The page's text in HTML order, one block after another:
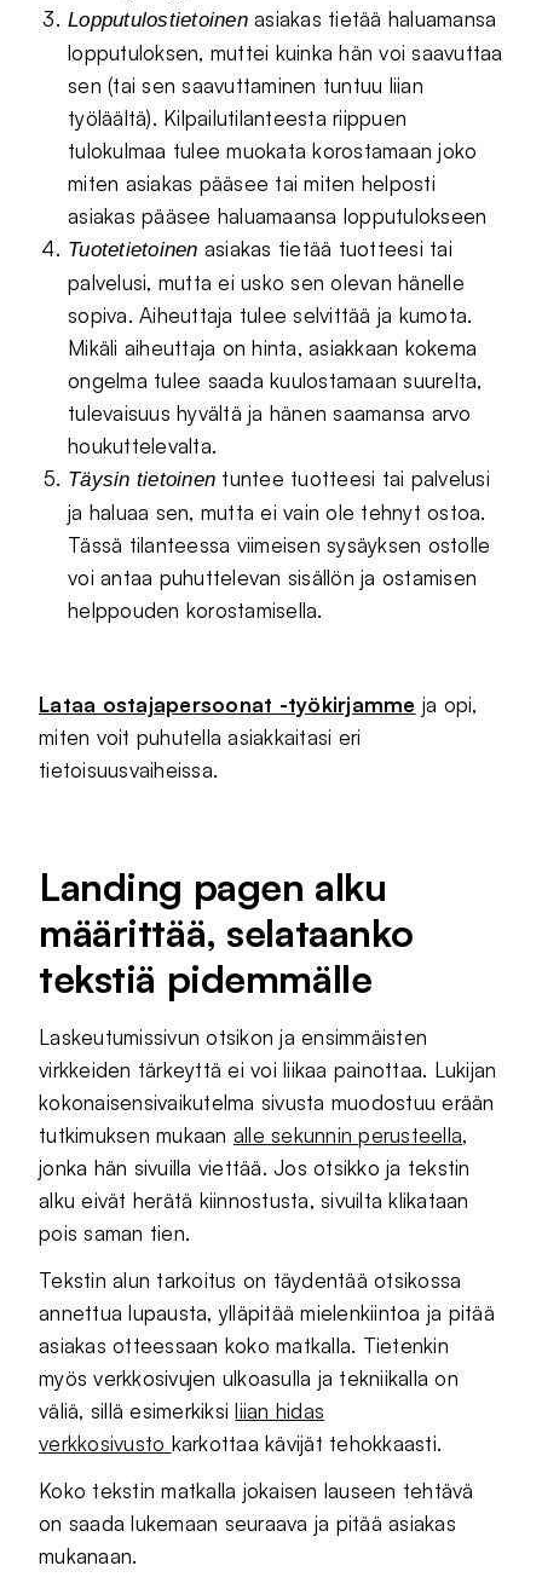
Lopputulostietoinenasiakas tietää haluamansa
lopputuloksen, muttei kuinka hän voi saavuttaa
sen (tai sen saavuttaminen tuntuu liian
työläältä). Kilpailutilanteesta riippuen
tulokulmaa tulee muokata korostamaan joko
miten asiakas pääsee tai miten helposti
asiakas pääsee haluamaansa lopputulokseen
Tuotetietoinen asiakas tietää tuotteesi tai
palvelusi, mutta ei usko sen olevan hänelle
sopiva. Aiheuttaja tulee selvittää ja kumota.
Mikäli aiheuttaja on hinta, asiakkaan kokema
ongelma tulee saada kuulostamaan suurelta,
tulevaisuus hyvältä ja hänen saamansa arvo
houkuttelevalta.
Täysin tietoinen tuntee tuotteesi tai palvelusi
ja haluaa sen, mutta ei vain ole tehnyt ostoa.
Tässä tilanteessa viimeisen sysäyksen ostolle
voi antaa puhuttelevan sisällön ja ostamisen
helppouden korostamisella.
Lataa ostajapersoonat -työkirjamme ja opi,
miten voit puhutella asiakkaitasi eri
tietoisuusvaiheissa.
Landing pagen alku
määrittää, selataanko
tekstiä pidemmälle
Laskeutumissivun otsikon ja ensimmäisten
virkkeiden tärkeyttä ei voi liikaa painottaa. Lukijan
kokonaisensivaikutelma sivusta muodostuu erään
tutkimuksen mukaan alle sekunnin perusteella,
jonka hän sivuilla viettää. Jos otsikko ja tekstin
alku eivät herätä kiinnostusta, sivuilta klikataan
pois saman tien.
Tekstin alun tarkoitus on täydentää otsikossa
annettua lupausta, ylläpitää mielenkiintoa ja pitää
asiakas otteessaan koko matkalla. Tietenkin
myös verkkosivujen ulkoasulla ja tekniikalla on
väliä, sillä esimerkiksiliian hidas
verkkosivusto karkottaa kävijät tehokkaasti.
Koko tekstin matkalla jokaisen lauseen tehtävä
on saada lukemaan seuraava ja pitää asiakas
mukanaan.